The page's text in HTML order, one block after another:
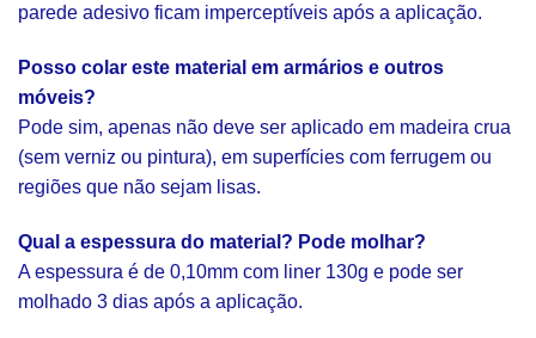
parede adesivo ficam imperceptíveis após a aplicação.
Posso colar este material em armários e outros
móveis?
Pode sim, apenas não deve ser aplicado em madeira crua
(sem verniz ou pintura), em superfícies com ferrugem ou
regiões que não sejam lisas.
Qual a espessura do material? Pode molhar?
A espessura é de 0,10mm com liner 130g e pode ser
molhado 3 dias após a aplicação.